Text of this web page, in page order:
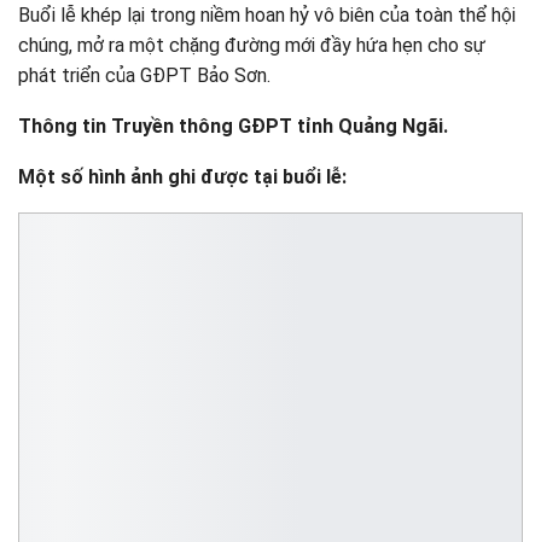
Buổi lễ khép lại trong niềm hoan hỷ vô biên của toàn thể hội
chúng, mở ra một chặng đường mới đầy hứa hẹn cho sự
phát triển của GĐPT Bảo Sơn.
Thông tin Truyền thông GĐPT tỉnh Quảng Ngãi.
Một số hình ảnh ghi được tại buổi lễ: